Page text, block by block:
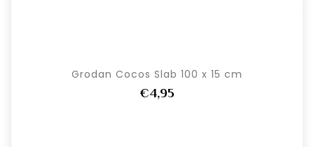
Grodan Cocos Slab 100 x 15 cm
€4,95